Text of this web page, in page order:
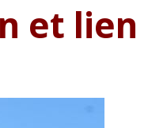
et lien